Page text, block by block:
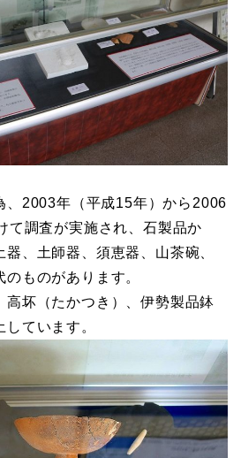
、2003年（平成15年）から2006
て調査が実施され、石製品か
、土師器、須恵器、山茶碗、
ものがあります。
高坏（たかつき）、伊勢製品鉢
ています。